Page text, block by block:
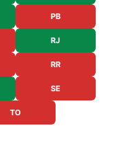
PB
RJ
RR
SE
TO